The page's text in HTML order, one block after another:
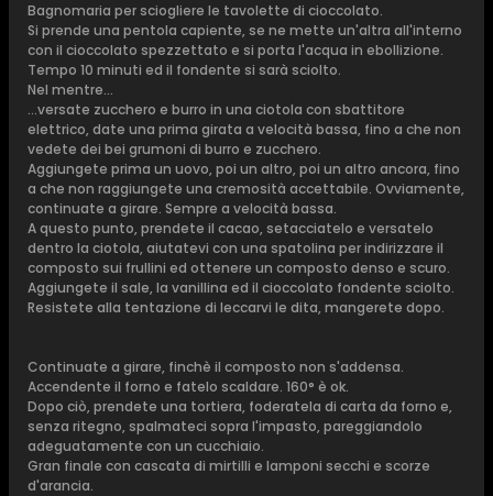
Bagnomaria per sciogliere le tavolette di cioccolato.
Si prende una pentola capiente, se ne mette un'altra all'interno
con il cioccolato spezzettato e si porta l'acqua in ebollizione.
Tempo 10 minuti ed il fondente si sarà sciolto.
Nel mentre...
...versate zucchero e burro in una ciotola con sbattitore
elettrico, date una prima girata a velocità bassa, fino a che non
vedete dei bei grumoni di burro e zucchero.
Aggiungete prima un uovo, poi un altro, poi un altro ancora, fino
a che non raggiungete una cremosità accettabile. Ovviamente,
continuate a girare. Sempre a velocità bassa.
A questo punto, prendete il cacao, setacciatelo e versatelo
dentro la ciotola, aiutatevi con una spatolina per indirizzare il
composto sui frullini ed ottenere un composto denso e scuro.
Aggiungete il sale, la vanillina ed il cioccolato fondente sciolto.
Resistete alla tentazione di leccarvi le dita, mangerete dopo.
Continuate a girare, finchè il composto non s'addensa.
Accendente il forno e fatelo scaldare. 160° è ok.
Dopo ciò, prendete una tortiera, foderatela di carta da forno e,
senza ritegno, spalmateci sopra l'impasto, pareggiandolo
adeguatamente con un cucchiaio.
Gran finale con cascata di mirtilli e lamponi secchi e scorze
d'arancia.